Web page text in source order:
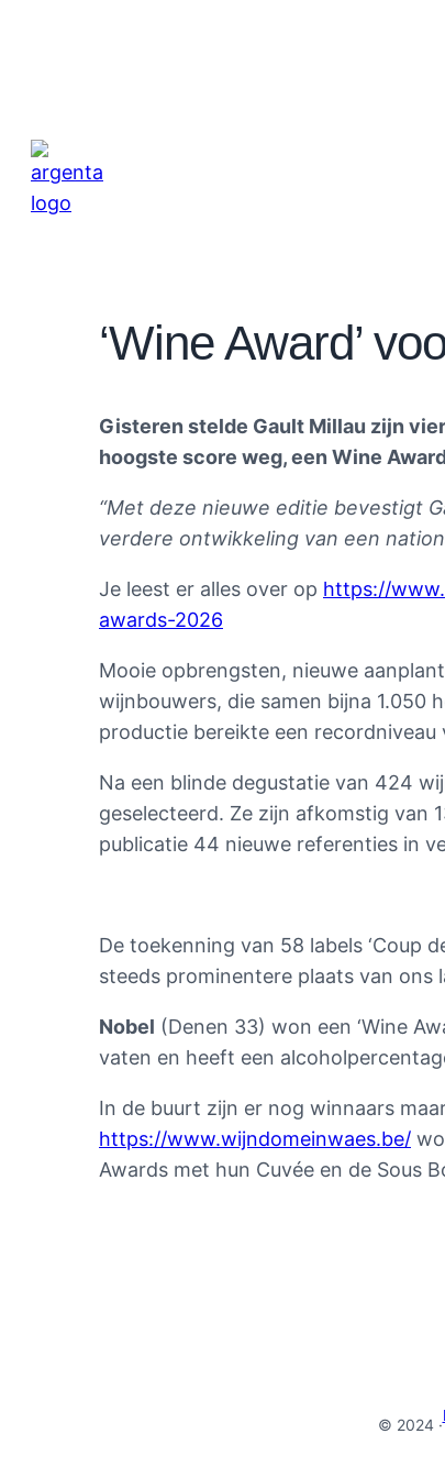
‘Wine Award’
Gisteren stelde Gault Millau zijn
hoogste score weg, een Wine
“Met deze nieuwe editie bevestigt
verdere ontwikkeling van een
Je leest er alles over op https://
awards-2026
Mooie opbrengsten, nieuwe
wijnbouwers, die samen bijna 1.050
productie bereikte een recordniveau
Na een blinde degustatie van 424
geselecteerd. Ze zijn afkomstig van
publicatie 44 nieuwe referenties in
De toekenning van 58 labels ‘Coup
steeds prominentere plaats van ons
Nobel (Denen 33) won een ‘Wine
vaten en heeft een
In de buurt zijn er nog winnaars
https://www.wijndomeinwaes.be/
Awards met hun Cuvée en de Sous
© 2024 ·